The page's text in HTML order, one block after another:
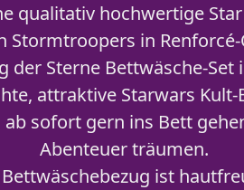
qualitativ hochwertige
Stormtroopers in
der Sterne Bettwäsche-
attraktive Starwars
sofort gern ins Bett
Abenteuer träumen.
Bettwäschebezug ist